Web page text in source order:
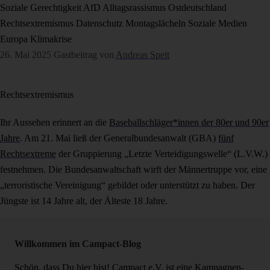
Soziale Gerechtigkeit AfD Alltagsrassismus Ostdeutschland
Rechtsextremismus Datenschutz Montagslächeln Soziale Medien
Europa Klimakrise
26. Mai 2025 Gastbeitrag von Andreas Speit
Rechtsextremismus
Ihr Aussehen erinnert an die Baseballschläger*innen der 80er und 90er
Jahre. Am 21. Mai ließ der Generalbundesanwalt (GBA) fünf
Rechtsextreme der Gruppierung „Letzte Verteidigungswelle“ (L.V.W.)
festnehmen. Die Bundesanwaltschaft wirft der Männertruppe vor, eine
„terroristische Vereinigung“ gebildet oder unterstützt zu haben. Der
Jüngste ist 14 Jahre alt, der Älteste 18 Jahre.
Willkommen im Campact-Blog
Schön, dass Du hier bist! Campact e.V. ist eine Kampagnen-